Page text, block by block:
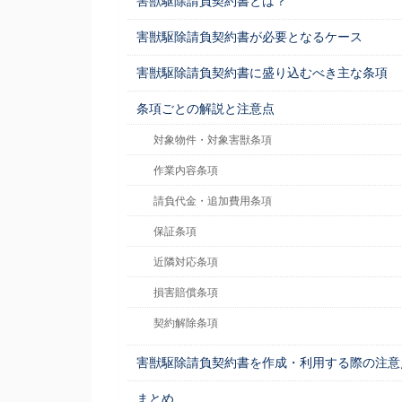
害獣駆除請負契約書が必要となるケース
害獣駆除請負契約書に盛り込むべき主な条項
条項ごとの解説と注意点
対象物件・対象害獣条項
作業内容条項
請負代金・追加費用条項
保証条項
近隣対応条項
損害賠償条項
契約解除条項
害獣駆除請負契約書を作成・利用する際の注
まとめ